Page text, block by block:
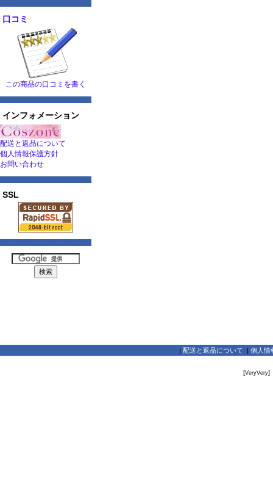
口コミ
この商品の口コミを書く
インフォメーション
配送と返品について
個人情報保護方針
お問い合わせ
SSL
| 配送と返品について | 個人情
[VeryVery]